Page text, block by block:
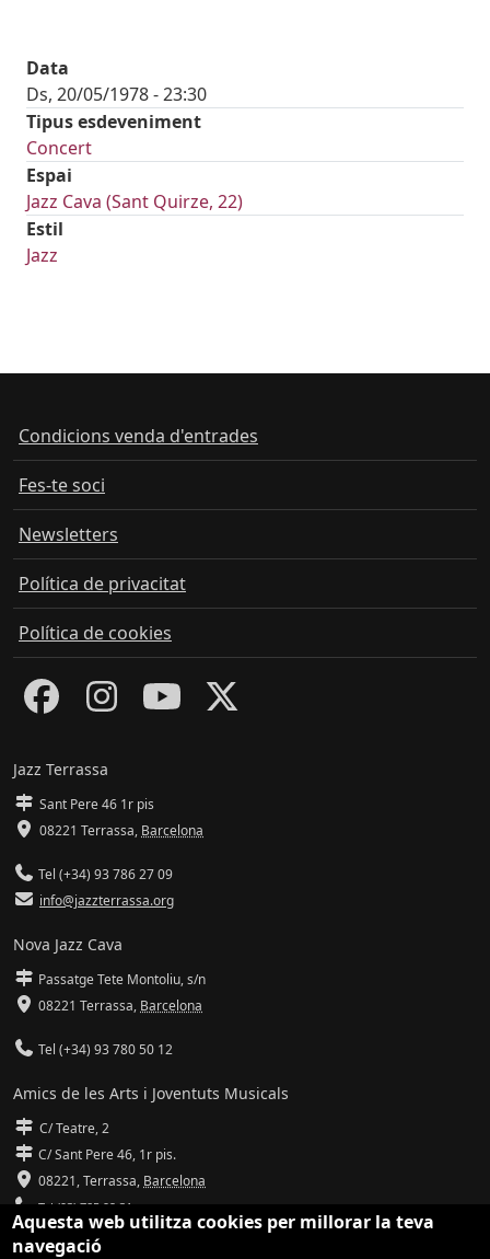
Data
Ds, 20/05/1978 - 23:30
Tipus esdeveniment
Concert
Espai
Jazz Cava (Sant Quirze, 22)
Estil
Jazz
Condicions venda d'entrades
Fes-te soci
Newsletters
Política de privacitat
Política de cookies
Jazz Terrassa
Sant Pere 46 1r pis
08221 Terrassa, Barcelona
Tel (+34) 93 786 27 09
info@jazzterrassa.org
Nova Jazz Cava
Passatge Tete Montoliu, s/n
08221 Terrassa, Barcelona
Tel (+34) 93 780 50 12
Amics de les Arts i Joventuts Musicals
C/ Teatre, 2
C/ Sant Pere 46, 1r pis.
08221,Terrassa, Barcelona
Tel (93) 785 92 31
info@amicsdelesarts-jjmm.cat
Aquesta web utilitza cookies per millorar la teva
navegació